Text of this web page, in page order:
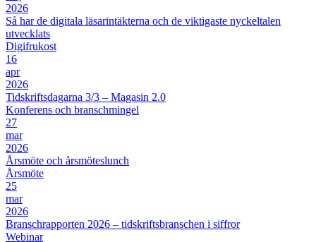
2026
Så har de digitala läsarintäkterna och de viktigaste nyckeltalen
utvecklats
Digifrukost
16
apr
2026
Tidskriftsdagarna 3/3 – Magasin 2.0
Konferens och branschmingel
27
mar
2026
Årsmöte och årsmöteslunch
Årsmöte
25
mar
2026
Branschrapporten 2026 – tidskriftsbranschen i siffror
Webinar